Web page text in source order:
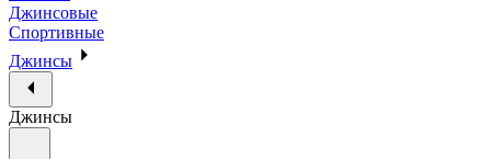
Джинсовые
Спортивные
Джинсы
Джинсы